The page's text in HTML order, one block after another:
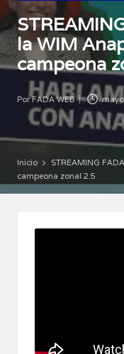
la WIM
campeona
Publicado
por
PorFADA WEB
Inicio
STREAMING
campeona zonal 2.5